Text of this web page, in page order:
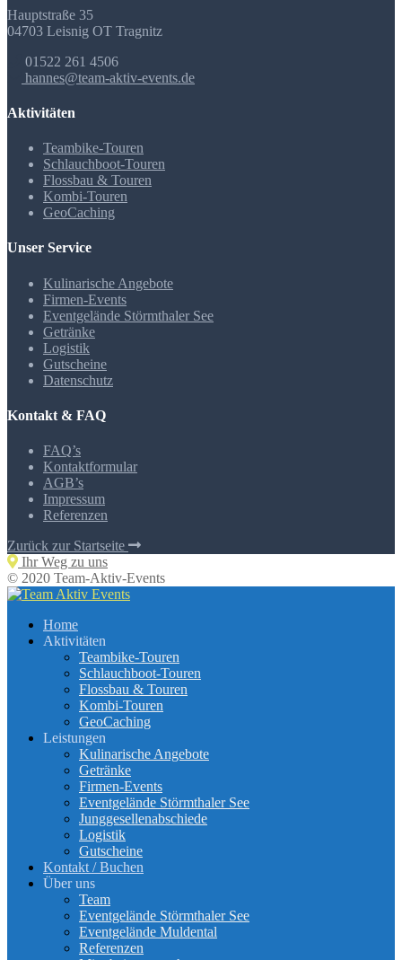
Hauptstraße 35
04703 Leisnig OT Tragnitz
01522 261 4506
hannes@team-aktiv-events.de
Aktivitäten
Teambike-Touren
Schlauchboot-Touren
Flossbau & Touren
Kombi-Touren
GeoCaching
Unser Service
Kulinarische Angebote
Firmen-Events
Eventgelände Störmthaler See
Getränke
Logistik
Gutscheine
Datenschutz
Kontakt & FAQ
FAQ’s
Kontaktformular
AGB’s
Impressum
Referenzen
Zurück zur Startseite
Ihr Weg zu uns
© 2020 Team-Aktiv-Events
Home
Aktivitäten
Teambike-Touren
Schlauchboot-Touren
Flossbau & Touren
Kombi-Touren
GeoCaching
Leistungen
Kulinarische Angebote
Getränke
Firmen-Events
Eventgelände Störmthaler See
Junggesellenabschiede
Logistik
Gutscheine
Kontakt / Buchen
Über uns
Team
Eventgelände Störmthaler See
Eventgelände Muldental
Referenzen